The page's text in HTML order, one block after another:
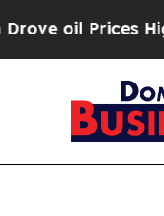
Higher, Trump